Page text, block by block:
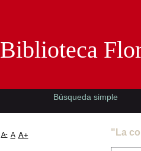
"La
Biblioteca
Búsqueda simple
A- A A+